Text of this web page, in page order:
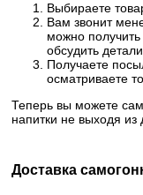
Выбираете
Вам звонит
можно
обсудить
Получаете
осматриваете
Теперь вы можете
напитки не выходя из
Доставка